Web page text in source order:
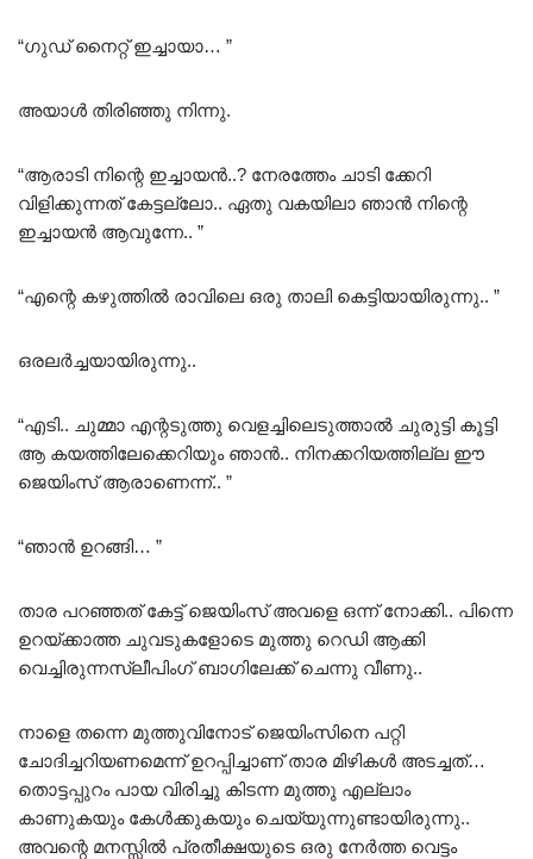
“ഗുഡ് നൈറ്റ്‌ ഇച്ചായാ… ”
അയാൾ തിരിഞ്ഞു നിന്നു.
“ആരാടി നിന്റെ ഇച്ചായൻ..? നേരത്തേം ചാടി ക്കേറി
വിളിക്കുന്നത് കേട്ടല്ലോ.. ഏതു വകയിലാ ഞാൻ നിന്റെ
ഇച്ചായൻ ആവുന്നേ.. ”
“എന്റെ കഴുത്തിൽ രാവിലെ ഒരു താലി കെട്ടിയായിരുന്നു.. ”
ഒരലർച്ചയായിരുന്നു..
“എടി.. ചുമ്മാ എന്റടുത്തു വെളച്ചിലെടുത്താൽ ചുരുട്ടി കൂട്ടി
ആ കയത്തിലേക്കെറിയും ഞാൻ.. നിനക്കറിയത്തില്ല ഈ
ജെയിംസ് ആരാണെന്ന്.. ”
“ഞാൻ ഉറങ്ങി… ”
താര പറഞ്ഞത് കേട്ട് ജെയിംസ് അവളെ ഒന്ന് നോക്കി.. പിന്നെ
ഉറയ്ക്കാത്ത ചുവടുകളോടെ മുത്തു റെഡി ആക്കി
വെച്ചിരുന്നസ്ലീപിംഗ് ബാഗിലേക്ക് ചെന്നു വീണു..
നാളെ തന്നെ മുത്തുവിനോട് ജെയിംസിനെ പറ്റി
ചോദിച്ചറിയണമെന്ന് ഉറപ്പിച്ചാണ് താര മിഴികൾ അടച്ചത്…
തൊട്ടപ്പുറം പായ വിരിച്ചു കിടന്ന മുത്തു എല്ലാം
കാണുകയും കേൾക്കുകയും ചെയ്യുന്നുണ്ടായിരുന്നു..
അവന്റെ മനസ്സിൽ പ്രതീക്ഷയുടെ ഒരു നേർത്ത വെട്ടം